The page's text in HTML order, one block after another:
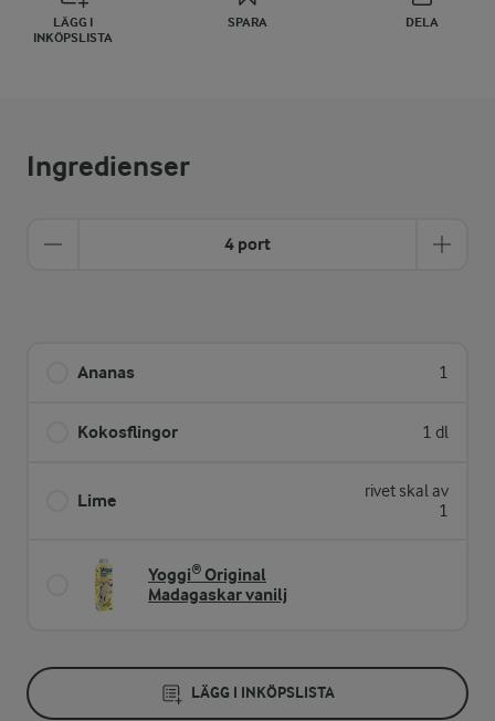
LÄGG I
INKÖPSLISTA
SPARA DELA
Ingredienser
4 port
Ananas 1
Kokosflingor 1 dl
Lime
rivet skal av
1
Yoggi® Original
Madagaskar vanilj
LÄGG I INKÖPSLISTA